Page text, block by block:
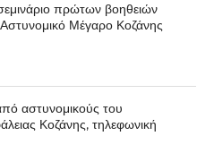
πρώτων βοηθειών
Μέγαρο Κοζάνης
αστυνομικούς του
Κοζάνης, τηλεφωνική